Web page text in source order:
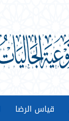
قیاس الرضا